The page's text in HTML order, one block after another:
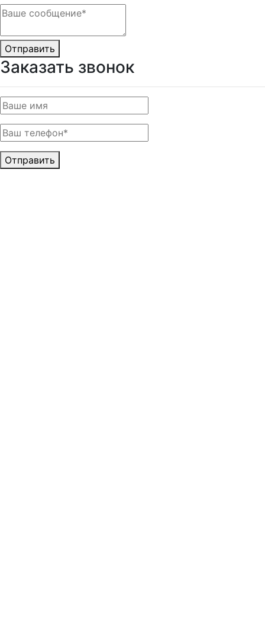
Отправить
Заказать звонок
Отправить